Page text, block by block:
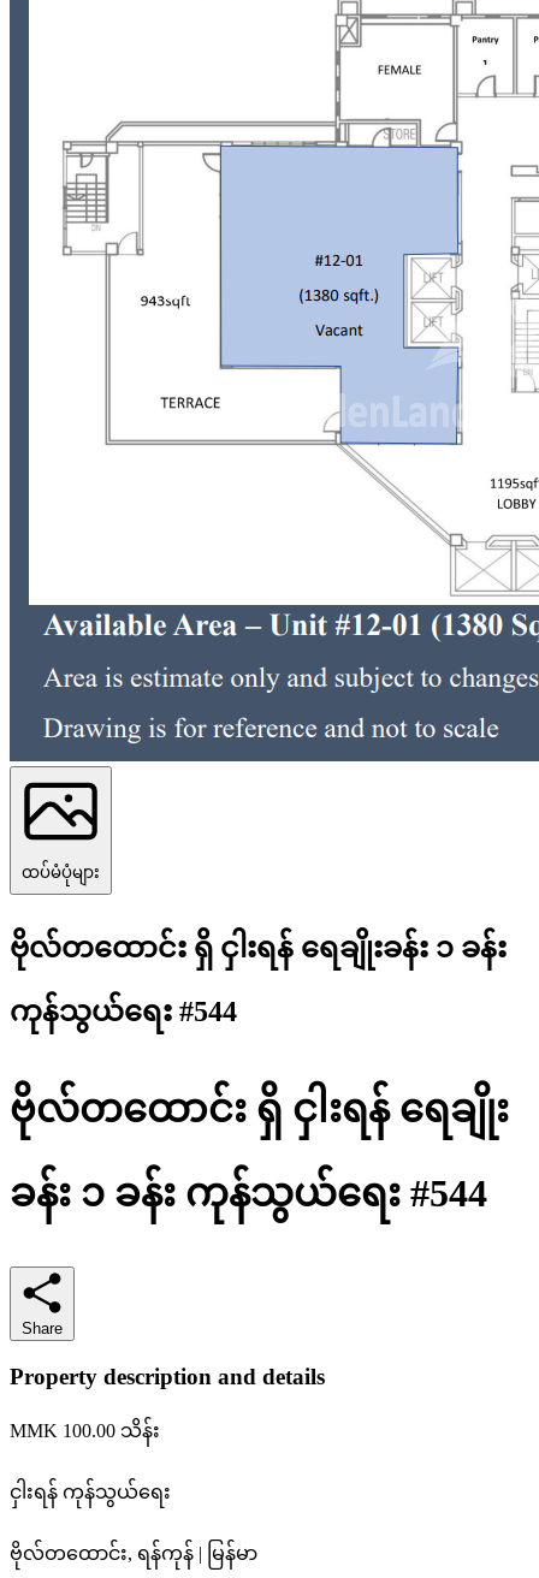
ထပ်မံပုံများ
ဗိုလ်တထောင်း ရှိ ငှါးရန် ရေချိုးခန်း ၁ ခန်း
ကုန်သွယ်ရေး #544
ဗိုလ်တထောင်း ရှိ ငှါးရန် ရေချိုး
ခန်း ၁ ခန်း ကုန်သွယ်ရေး #544
Share
Property description and details
MMK 100.00 သိန်း
ငှါးရန် ကုန်သွယ်ရေး
ဗိုလ်တထောင်း, ရန်ကုန် | မြန်မာ